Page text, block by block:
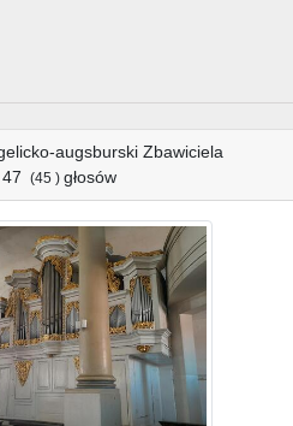
augsburski Zbawiciela
(45 ) głosów